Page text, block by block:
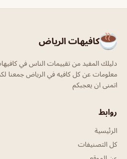
كافيهات الرياض
دليلك المفيد من تقييمات الناس في
معلومات عن كل كافيه في الرياض جمعنا
اتمنى ان يعجبكم
روابط
الرئيسية
كل التصنيفات